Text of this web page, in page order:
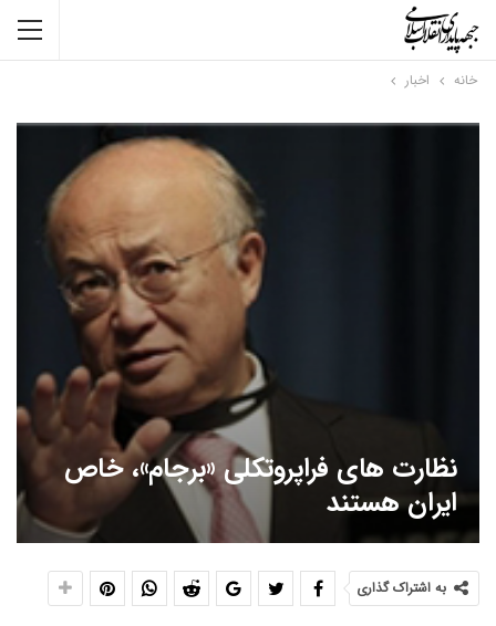
خانه اخبار
نظارت های فراپروتکلی «برجام»، خاص
ایران هستند
به اشتراک گذاری